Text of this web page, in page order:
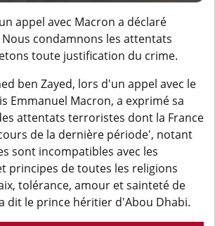
appel avec Macron a déclaré
condamnons les attentats
toute justification du crime.
ben Zayed, lors d'un appel avec le
Emmanuel Macron, a exprimé sa
attentats terroristes dont la France
de la dernière période', notant
sont incompatibles avec les
principes de toutes les religions
tolérance, amour et sainteté de
dit le prince héritier d'Abou Dhabi.